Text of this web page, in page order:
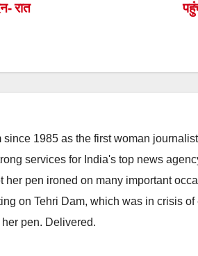
रात
1985 as the first woman
services for India's top news
her pen ironed on many important
on Tehri Dam, which was in crisis
pen. Delivered.